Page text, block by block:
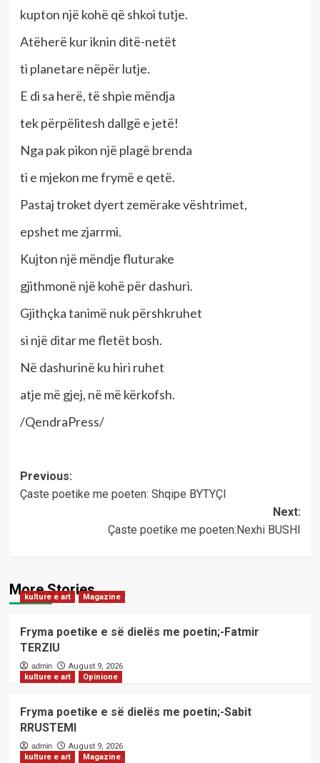
kupton një kohë që shkoi tutje.
Atëherë kur iknin ditë-netët
ti planetare nëpër lutje.
E di sa herë, të shpie mëndja
tek përpëlitesh dallgë e jetë!
Nga pak pikon një plagë brenda
ti e mjekon me frymë e qetë.
Pastaj troket dyert zemërake vështrimet,
epshet me zjarrmi.
Kujton një mëndje fluturake
gjithmonë një kohë për dashuri.
Gjithçka tanimë nuk përshkruhet
si një ditar me fletët bosh.
Në dashurinë ku hiri ruhet
atje më gjej, në më kërkofsh.
/QendraPress/
Post
navigation
Previous:
Çaste poetike me poeten: Shqipe BYTYÇI
Next:
Çaste poetike me poeten:Nexhi BUSHI
More Stories
kulture e art Magazine
Fryma poetike e së dielës me poetin;-Fatmir
TERZIU
admin
August 9, 2026
kulture e art
Opinione
Fryma poetike e së dielës me poetin;-Sabit
RRUSTEMI
admin
August 9, 2026
kulture e art
Magazine